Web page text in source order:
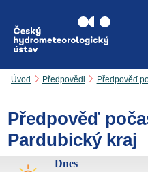
Úvod Předpovědi Předpověď
Předpověď
Pardubický kraj
Dnes